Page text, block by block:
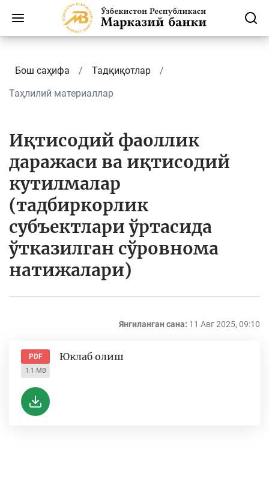
Бош саҳифа
Тадқиқотлар
Таҳлилий материаллар
Иқтисодий фаоллик
даражаси ва иқтисодий
кутилмалар
(тадбиркорлик
субъектлари ўртасида
ўтказилган сўровнома
натижалари)
Янгиланган сана: 11 Авг 2025, 09:10
PDF
1.1 MB
Юклаб олиш